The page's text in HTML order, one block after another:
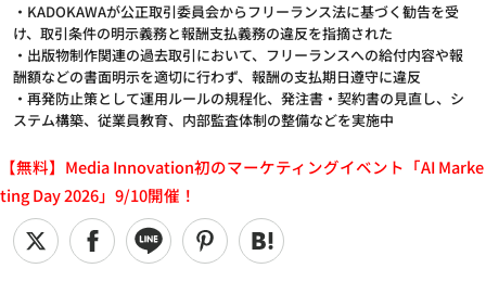
・KADOKAWAが公正取引委員会からフリーランス法に基づく勧告を受
け、取引条件の明示義務と報酬支払義務の違反を指摘された
・出版物制作関連の過去取引において、フリーランスへの給付内容や報
酬額などの書面明示を適切に行わず、報酬の支払期日遵守に違反
・再発防止策として運用ルールの規程化、発注書・契約書の見直し、シ
ステム構築、従業員教育、内部監査体制の整備などを実施中
【無料】Media Innovation初のマーケティングイベント「AI Marke
ting Day 2026」9/10開催！